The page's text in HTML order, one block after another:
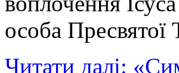
особа
Читати далі: